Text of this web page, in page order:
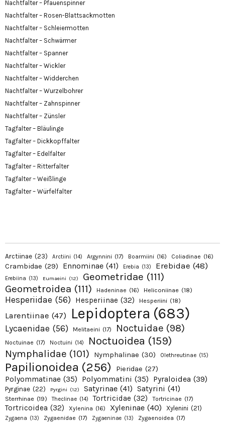
Nachtfalter – Pfauenspinner
Nachtfalter – Rosen-Blattsackmotten
Nachtfalter – Schleiermotten
Nachtfalter – Schwärmer
Nachtfalter – Spanner
Nachtfalter – Wickler
Nachtfalter – Widderchen
Nachtfalter – Wurzelbohrer
Nachtfalter – Zahnspinner
Nachtfalter – Zünsler
Tagfalter – Bläulinge
Tagfalter – Dickkopffalter
Tagfalter – Edelfalter
Tagfalter – Ritterfalter
Tagfalter – Weißlinge
Tagfalter – Würfelfalter
Arctiinae (23) Arctiini (14) Argynnini (17) Boarmiini (16) Coliadinae (16)
Crambidae (29) Ennominae (41) Erebia (13) Erebidae (48)
Erebiina (13) Eumaeini (12) Geometridae (111)
Geometroidea (111) Hadeninae (16) Heliconiinae (18)
Hesperiidae (56) Hesperiinae (32) Hesperiini (18)
Larentiinae (47) Lepidoptera (683)
Lycaenidae (56) Melitaeini (17) Noctuidae (98)
Noctuinae (17) Noctuini (14) Noctuoidea (159)
Nymphalidae (101) Nymphalinae (30) Olethreutinae (15)
Papilionoidea (256) Pieridae (27)
Polyommatinae (35) Polyommatini (35) Pyraloidea (39)
Pyrginae (22) Pyrgini (12) Satyrinae (41) Satyrini (41)
Sterrhinae (19) Theclinae (14) Tortricidae (32) Tortricinae (17)
Tortricoidea (32) Xylenina (16) Xyleninae (40) Xylenini (21)
Zygaena (13) Zygaenidae (17) Zygaeninae (13) Zygaenoidea (17)